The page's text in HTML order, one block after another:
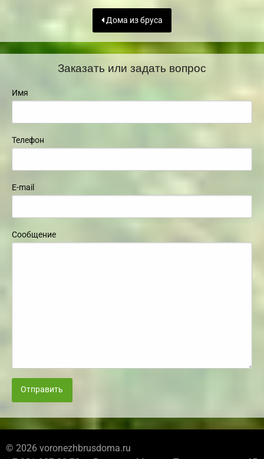
Дома из бруса
Заказать или задать вопрос
Имя
Телефон
E-mail
Сообщение
Отправить
© 2026 voronezhbrusdoma.ru